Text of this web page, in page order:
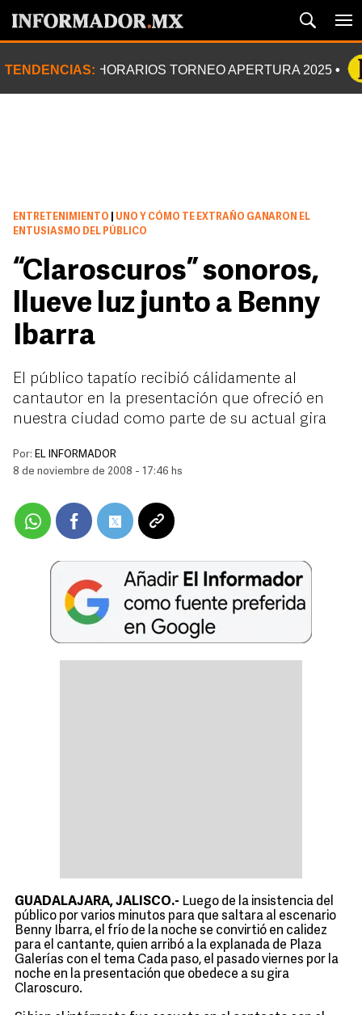
TENDENCIAS: HORARIOS TORNEO APERTURA 2025
ENTRETENIMIENTO
UNO Y CÓMO TE EXTRAÑO GANARON EL
ENTUSIASMO DEL PÚBLICO
“Claroscuros” sonoros,
llueve luz junto a Benny
Ibarra
El público tapatío recibió cálidamente al
cantautor en la presentación que ofreció en
nuestra ciudad como parte de su actual gira
Por: EL INFORMADOR
8 de noviembre de 2008 - 17:46 hs
GUADALAJARA, JALISCO.- Luego de la insistencia del
público por varios minutos para que saltara al escenario
Benny Ibarra, el frío de la noche se convirtió en calidez
para el cantante, quien arribó a la explanada de Plaza
Galerías con el tema Cada paso, el pasado viernes por la
noche en la presentación que obedece a su gira
Claroscuro.